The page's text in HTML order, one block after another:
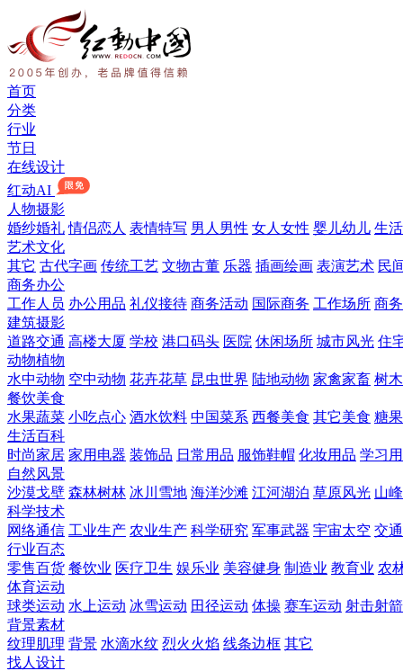
首页
分类
行业
节日
在线设计
红动AI
人物摄影
婚纱婚礼 情侣恋人 表情特写 男人男性 女人女性 婴儿幼儿 生
艺术文化
其它 古代字画 传统工艺 文物古董 乐器 插画绘画 表演艺术 民
商务办公
工作人员 办公用品 礼仪接待 商务活动 国际商务 工作场所 商
建筑摄影
道路交通 高楼大厦 学校 港口码头 医院 休闲场所 城市风光 住
动物植物
水中动物 空中动物 花卉花草 昆虫世界 陆地动物 家禽家畜 树
餐饮美食
水果蔬菜 小吃点心 酒水饮料 中国菜系 西餐美食 其它美食 糖
生活百科
时尚家居 家用电器 装饰品 日常用品 服饰鞋帽 化妆用品 学习
自然风景
沙漠戈壁 森林树林 冰川雪地 海洋沙滩 江河湖泊 草原风光 山
科学技术
网络通信 工业生产 农业生产 科学研究 军事武器 宇宙太空 交
行业百态
零售百货 餐饮业 医疗卫生 娱乐业 美容健身 制造业 教育业 农
体育运动
球类运动 水上运动 冰雪运动 田径运动 体操 赛车运动 射击射箭
背景素材
纹理肌理 背景 水滴水纹 烈火火焰 线条边框 其它
找人设计